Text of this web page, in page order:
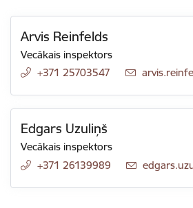
Arvis Reinfelds
Vecākais inspektors
+371 25703547
E-pasts:
Edgars Uzuliņš
Vecākais inspektors
+371 26139989
E-pasts: